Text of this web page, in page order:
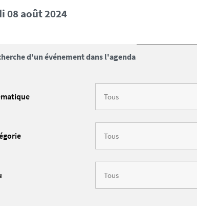
08 août 2024
d'un événement dans l'agenda